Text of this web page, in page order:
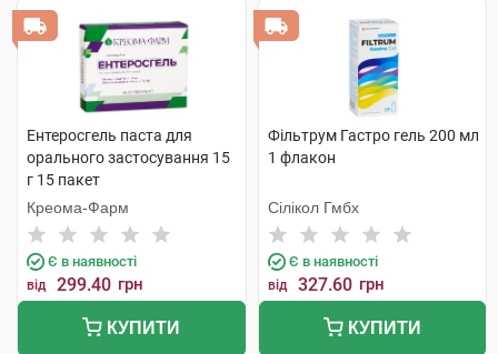
Ентеросгель паста для
орального застосування 15
г 15 пакет
Креома-Фарм
Є в наявності
від 299.40 грн
КУПИТИ
Фільтрум Гастро гель 200 мл
1 флакон
Сілікол Гмбх
Є в наявності
від 327.60 грн
КУПИТИ